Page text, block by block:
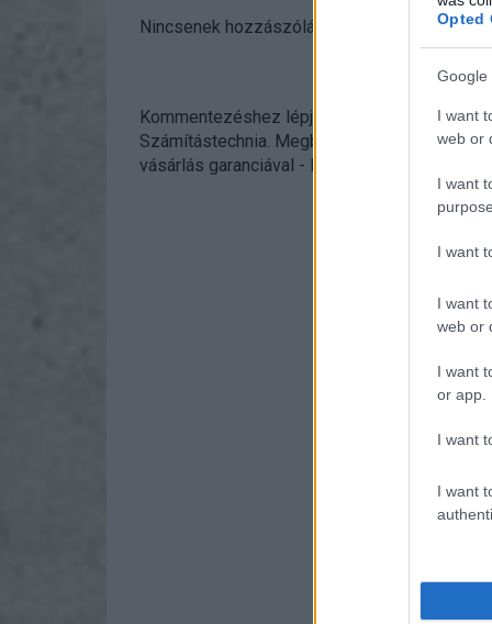
Opted
Google
I want
web or
I want
I want
I want
web or
I want
or app.
I want
I want
Nincsenek hozzászólások.
Kommentezéshez lépj be regisztrálj! ‐
Számítástechnia. Megbízható használt
vásárlás garanciával - Első kulcsszó: